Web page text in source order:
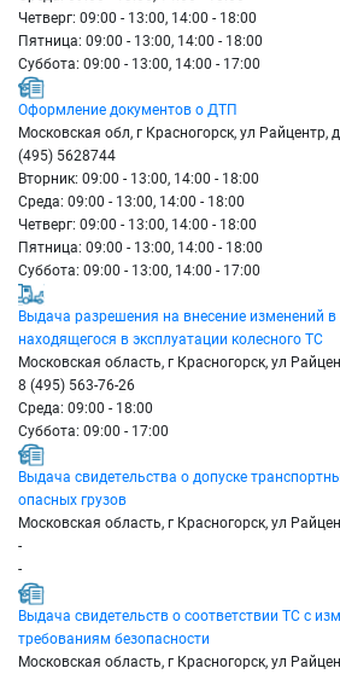
Четверг: 09:00 - 13:00, 14:00 - 18:00
Пятница: 09:00 - 13:00, 14:00 - 18:00
Суббота: 09:00 - 13:00, 14:00 - 17:00
Оформление документов о ДТП
Московская обл, г Красногорск, ул Райцентр,
(495) 5628744
Вторник: 09:00 - 13:00, 14:00 - 18:00
Среда: 09:00 - 13:00, 14:00 - 18:00
Четверг: 09:00 - 13:00, 14:00 - 18:00
Пятница: 09:00 - 13:00, 14:00 - 18:00
Суббота: 09:00 - 13:00, 14:00 - 17:00
Выдача разрешения на внесение изменений
находящегося в эксплуатации колесного ТС
Московская область, г Красногорск, ул
8 (495) 563-76-26
Среда: 09:00 - 18:00
Суббота: 09:00 - 17:00
Выдача свидетельства о допуске
опасных грузов
Московская область, г Красногорск, ул
-
-
Выдача свидетельств о соответствии ТС с
требованиям безопасности
Московская область, г Красногорск, ул